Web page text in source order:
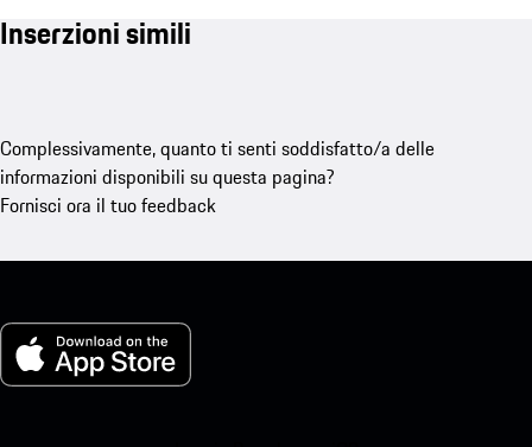
Inserzioni simili
Complessivamente, quanto ti senti soddisfatto/a delle
informazioni disponibili su questa pagina?
Fornisci ora il tuo feedback